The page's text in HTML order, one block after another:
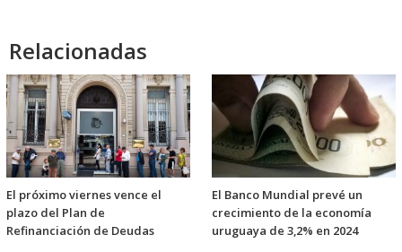
Relacionadas
El próximo viernes vence el
plazo del Plan de
Refinanciación de Deudas
El Banco Mundial prevé un
crecimiento de la economía
uruguaya de 3,2% en 2024